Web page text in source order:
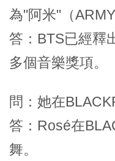
為"阿米"（ARMY
答：BTS已經釋
多個音樂獎項。
問：她在
答：Rosé在
舞。